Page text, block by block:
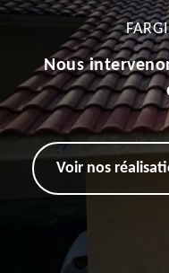
Nous
Voir nos